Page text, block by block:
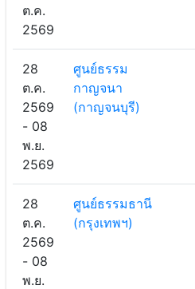
ต.ค.
2569
28
ต.ค.
2569
- 08
พ.ย.
2569
ศูนย์ธรรม
กาญจนา
(กาญจนบุรี)
28
ต.ค.
2569
- 08
พ.ย.
ศูนย์ธรรมธานี
(กรุงเทพฯ)